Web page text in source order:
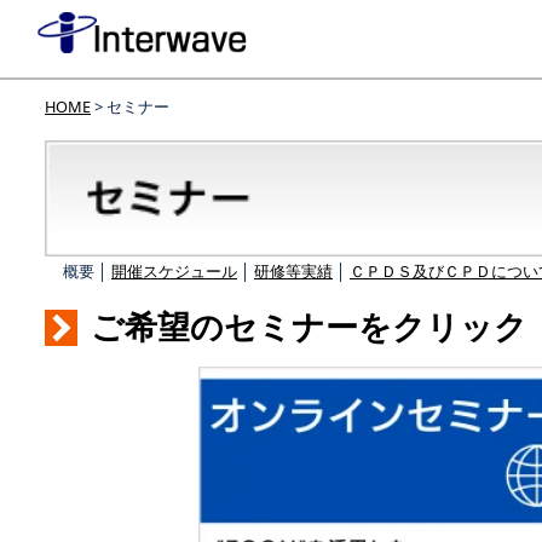
HOME> セミナー
概要 │ 開催スケジュール 研修等実績 ＣＰＤＳ及びＣＰＤにつ
ご希望のセミナーをクリック